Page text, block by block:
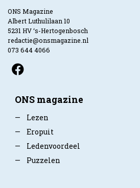
ONS Magazine
Albert Luthulilaan 10
5231 HV ‘s-Hertogenbosch
redactie@onsmagazine.nl
073 644 4066
ONS magazine
—
Lezen
—
Eropuit
—
Ledenvoordeel
—
Puzzelen